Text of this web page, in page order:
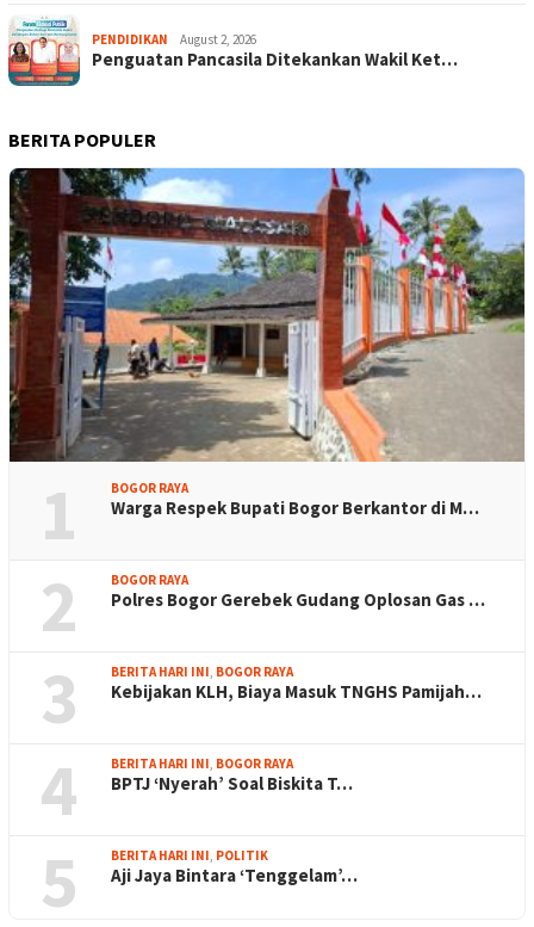
PENDIDIKAN August 2, 2026
Penguatan Pancasila Ditekankan Wakil Ket…
BERITA POPULER
1 BOGOR RAYA
Warga Respek Bupati Bogor Berkantor di M…
2 BOGOR RAYA
Polres Bogor Gerebek Gudang Oplosan Gas …
3 BERITA HARI INI BOGOR RAYA
Kebijakan KLH, Biaya Masuk TNGHS Pamijah…
4 BERITA HARI INI BOGOR RAYA
BPTJ ‘Nyerah’ Soal Biskita T…
5 BERITA HARI INI POLITIK
Aji Jaya Bintara ‘Tenggelam’…